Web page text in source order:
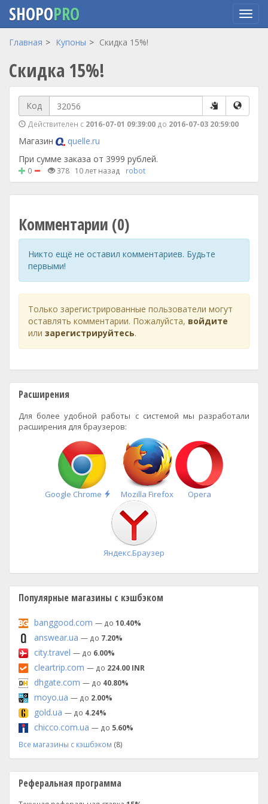
Перейти
основному
содержанию
SHOPOPRO
Главная Купоны Скидка 15%!
Скидка 15%!
Код
Действителен с 2016-07-01 09:39:00 до 2016-07-03 20:59:00
Магазин
quelle.ru
При сумме заказа от 3999 рублей.
0 378 10 лет назад robot
Комментарии (0)
Никто ещё не оставил комментариев. Будьте
первыми!
Только зарегистрированные пользователи могут
оставлять комментарии. Пожалуйста, войдите
или зарегистрируйтесь.
Расширения
Для более удобной работы с системой мы разработали
расширения для браузеров:
Google Chrome
Быстрая
установка
Mozilla Firefox Opera
Яндекс.Браузер
Популярные магазины с кэшбэком
banggood.com — до 10.40%
answear.ua — до 7.20%
city.travel — до 6.00%
cleartrip.com — до 224.00 INR
dhgate.com — до 40.80%
moyo.ua — до 2.00%
gold.ua — до 4.24%
chicco.com.ua — до 5.60%
Все магазины с кэшбэком (8)
Реферальная программа